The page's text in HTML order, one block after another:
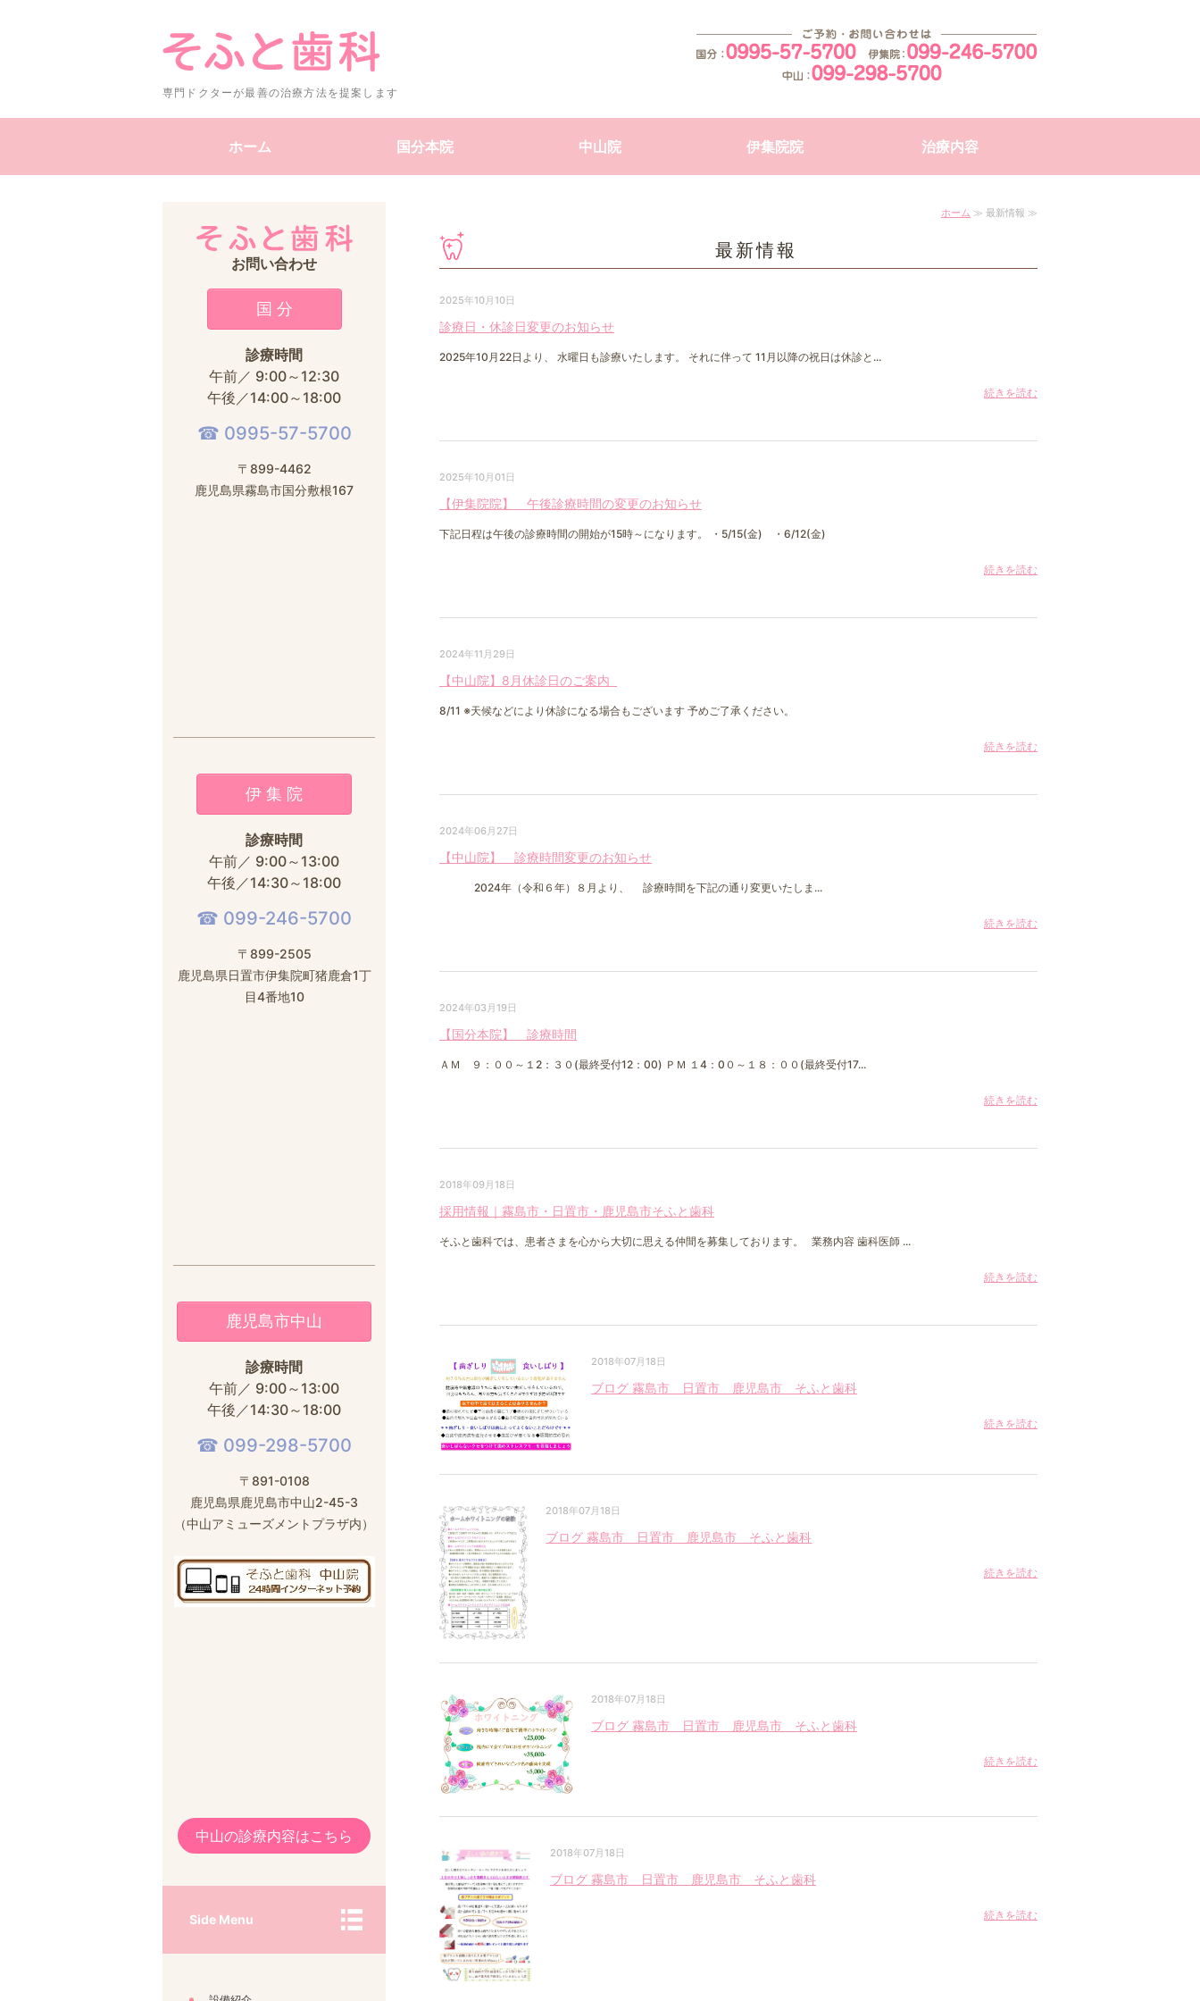
霧島市・日置市・鹿児島市の日祝診療している歯医者さん｜そふ
専門ドクターが最善の治療方法を提案します
ホーム 国分本院 中山院 伊集院院 治療内容
ホーム ≫ 最新情報 ≫
最新情報
2025年10月10日
診療日・休診日変更のお知らせ
2025年10月22日より、 水曜日も診療いたします。 それに伴って 11月以降の祝日は休診と...
続きを読む
2025年10月01日
【伊集院院】 午後診療時間の変更のお知らせ
下記日程は午後の診療時間の開始が15時～になります。 ・5/15(金) ・6/12(金)
続きを読む
2024年11月29日
【中山院】8月休診日のご案内
8/11 ※天候などにより休診になる場合もございます 予めご了承ください。
続きを読む
2024年06月27日
【中山院】 診療時間変更のお知らせ
2024年（令和６年）８月より、 診療時間を下記の通り変更いたしま...
続きを読む
2024年03月19日
【国分本院】 診療時間
ＡＭ ９：００～１2：３０(最終受付12：00) ＰＭ １4：0０～１８：００(最終受付17...
続きを読む
2018年09月18日
採用情報｜霧島市・日置市・鹿児島市そふと歯科
そふと歯科では、患者さまを心から大切に思える仲間を募集しております。 業務内容 歯科医師 ...
続きを読む
2018年07月18日
ブログ 霧島市 日置市 鹿児島市 そふと歯科
続きを読む
2018年07月18日
ブログ 霧島市 日置市 鹿児島市 そふと歯科
続きを読む
2018年07月18日
ブログ 霧島市 日置市 鹿児島市 そふと歯科
続きを読む
2018年07月18日
ブログ 霧島市 日置市 鹿児島市 そふと歯科
続きを読む
お問い合わせ
国 分
診療時間
午前／ 9:00～12:30
午後／14:00～18:00
☎︎ 0995-57-5700
〒899-4462
鹿児島県霧島市国分敷根167
伊 集 院
診療時間
午前／ 9:00～13:00
午後／14:30～18:00
☎︎ 099-246-5700
〒899-2505
鹿児島県日置市伊集院町猪鹿倉1丁
目4番地10
鹿児島市中山
診療時間
午前／ 9:00～13:00
午後／14:30～18:00
☎︎ 099-298-5700
〒891-0108
鹿児島県鹿児島市中山2-45-3
（中山アミューズメントプラザ内）
中山の診療内容はこちら
Side Menu